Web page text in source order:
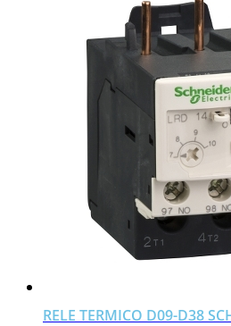
RELE TERMICO D09-D38